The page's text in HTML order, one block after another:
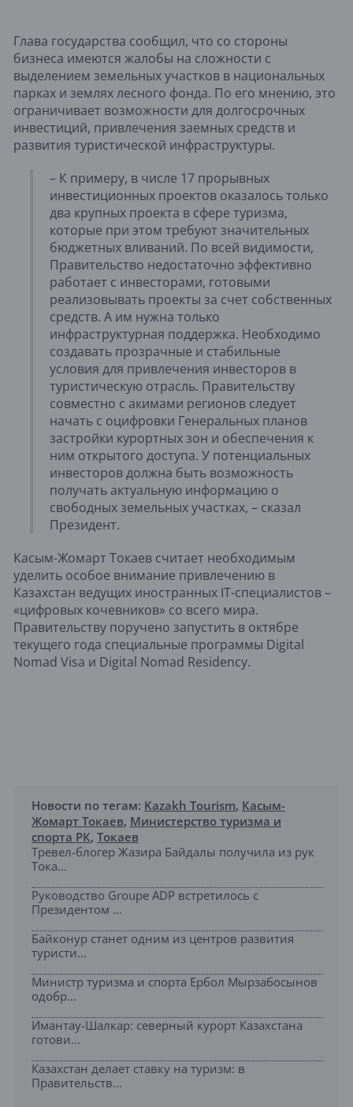
Глава государства сообщил, что со стороны
бизнеса имеются жалобы на сложности с
выделением земельных участков в национальных
парках и землях лесного фонда. По его мнению, это
ограничивает возможности для долгосрочных
инвестиций, привлечения заемных средств и
развития туристической инфраструктуры.
– К примеру, в числе 17 прорывных
инвестиционных проектов оказалось только
два крупных проекта в сфере туризма,
которые при этом требуют значительных
бюджетных вливаний. По всей видимости,
Правительство недостаточно эффективно
работает с инвесторами, готовыми
реализовывать проекты за счет собственных
средств. А им нужна только
инфраструктурная поддержка. Необходимо
создавать прозрачные и стабильные
условия для привлечения инвесторов в
туристическую отрасль. Правительству
совместно с акимами регионов следует
начать с оцифровки Генеральных планов
застройки курортных зон и обеспечения к
ним открытого доступа. У потенциальных
инвесторов должна быть возможность
получать актуальную информацию о
свободных земельных участках, – сказал
Президент.
Касым-Жомарт Токаев считает необходимым
уделить особое внимание привлечению в
Казахстан ведущих иностранных IT-специалистов –
«цифровых кочевников» со всего мира.
Правительству поручено запустить в октябре
текущего года специальные программы Digital
Nomad Visa и Digital Nomad Residency.
Новости по тегам: Kazakh Tourism, Касым-
Жомарт Токаев, Министерство туризма и
спорта РК, Токаев
Тревел-блогер Жазира Байдалы получила из рук
Тока...
Руководство Groupe ADP встретилось с
Президентом ...
Байконур станет одним из центров развития
туристи...
Министр туризма и спорта Ербол Мырзабосынов
одобр...
Имантау-Шалкар: северный курорт Казахстана
готови...
Казахстан делает ставку на туризм: в
Правительств...